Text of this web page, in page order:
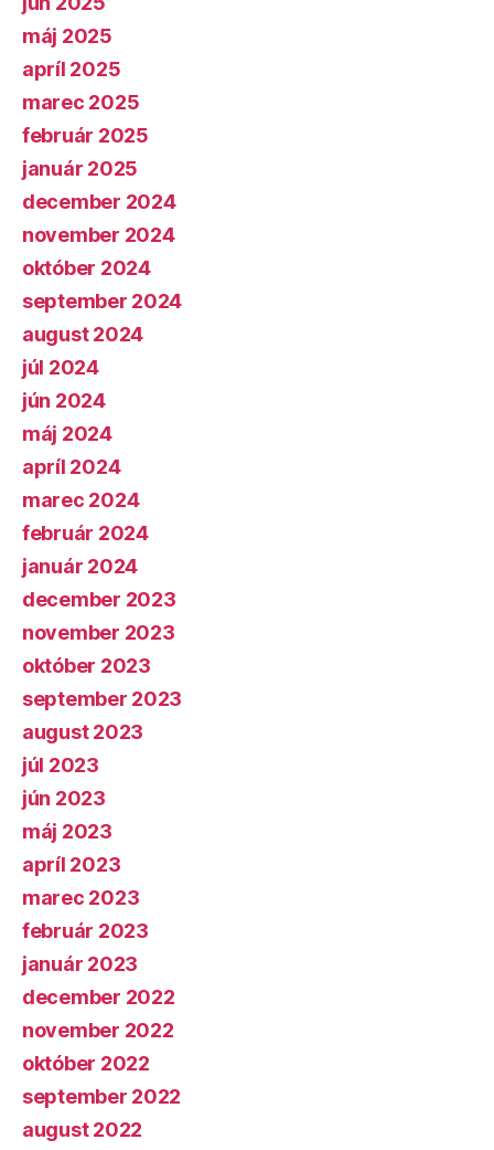
máj 2025
apríl 2025
marec 2025
február 2025
január 2025
december 2024
november 2024
október 2024
september 2024
august 2024
júl 2024
jún 2024
máj 2024
apríl 2024
marec 2024
február 2024
január 2024
december 2023
november 2023
október 2023
september 2023
august 2023
júl 2023
jún 2023
máj 2023
apríl 2023
marec 2023
február 2023
január 2023
december 2022
november 2022
október 2022
september 2022
august 2022